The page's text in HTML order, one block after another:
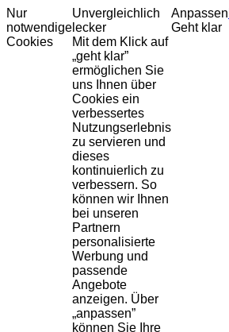
Nur
notwendige
Cookies
Unvergleichlich
lecker
Mit dem Klick auf
„geht klar”
ermöglichen Sie
uns Ihnen über
Cookies ein
verbessertes
Nutzungserlebnis
zu servieren und
dieses
kontinuierlich zu
verbessern. So
können wir Ihnen
bei unseren
Partnern
personalisierte
Werbung und
passende
Angebote
anzeigen. Über
„anpassen”
können Sie Ihre
Anpassen
Geht klar